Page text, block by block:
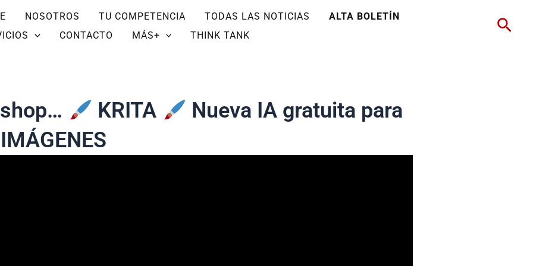
NOSOTROS TU COMPETENCIA TODAS LAS NOTICIAS
ALTA BOLETÍN
CONTACTO MÁS+ THINK TANK
KRITA
Nueva IA gratuita para